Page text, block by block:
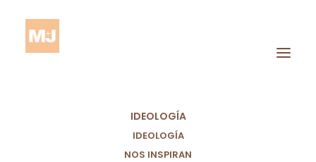
IDEOLOGÍA
IDEOLOGÍA
NOS INSPIRAN